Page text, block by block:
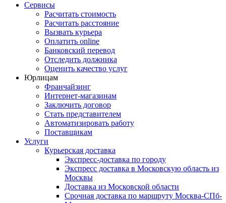
Сервисы
Расчитать стоимость
Расчитать расстояние
Вызвать курьера
Оплатить online
Банковский перевод
Отследить должника
Оценить качество услуг
Юрлицам
Франчайзинг
Интернет-магазинам
Заключить договор
Стать представителем
Автоматизировать работу
Поставщикам
Услуги
Курьерская доставка
Экспресс-доставка по городу
Экспресс доставка в Московскую область из
Москвы
Доставка из Московской области
Срочная доставка по маршруту Москва-СПб-